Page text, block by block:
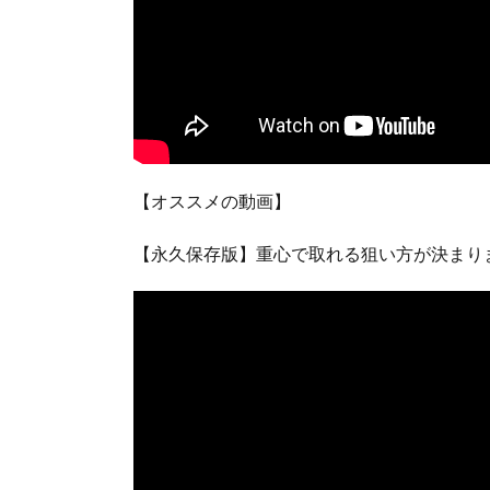
【オススメの動画】
【永久保存版】重心で取れる狙い方が決まり